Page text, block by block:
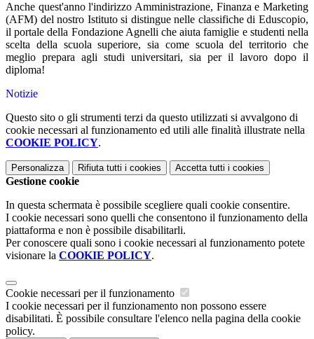
Anche quest'anno l'indirizzo Amministrazione, Finanza e Marketing
(AFM) del nostro Istituto si distingue nelle classifiche di Eduscopio,
il portale della Fondazione Agnelli che aiuta famiglie e studenti nella
scelta della scuola superiore, sia come scuola del territorio che
meglio prepara agli studi universitari, sia per il lavoro dopo il
diploma!
Notizie
Questo sito o gli strumenti terzi da questo utilizzati si avvalgono di
cookie necessari al funzionamento ed utili alle finalità illustrate nella
COOKIE POLICY.
Personalizza Rifiuta tutti i cookies Accetta tutti i cookies
Gestione cookie
In questa schermata è possibile scegliere quali cookie consentire.
I cookie necessari sono quelli che consentono il funzionamento della
piattaforma e non è possibile disabilitarli.
Per conoscere quali sono i cookie necessari al funzionamento potete
visionare la COOKIE POLICY.
Cookie necessari per il funzionamento
I cookie necessari per il funzionamento non possono essere
disabilitati. È possibile consultare l'elenco nella pagina della cookie
policy.